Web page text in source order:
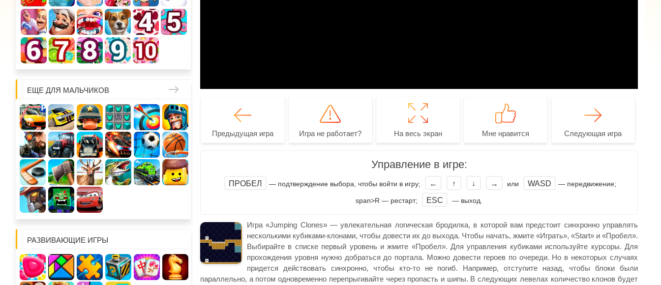
ЕЩЕ ДЛЯ МАЛЬЧИКОВ
РАЗВИВАЮЩИЕ ИГРЫ
Предыдущая игра Игра не работает? На весь экран Мне нравится Следующая игра
Управление в игре:
ПРОБЕЛ — подтверждение выбора, чтобы войти в игру; ← ↑ ↓ → или WASD — передвижение;
span>R — рестарт; ESC — выход.
Игра «Jumping Clones» — увлекательная логическая бродилка, в которой вам предстоит синхронно управлять
несколькими кубиками-клонами, чтобы довести их до выхода. Чтобы начать, жмите «Играть», «Start» и «Пробел».
Выбирайте в списке первый уровень и жмите «Пробел». Для управления кубиками используйте курсоры. Для
прохождения уровня нужно добраться до портала. Можно довести героев по очереди. Но в некоторых случаях
придется действовать синхронно, чтобы кто-то не погиб. Например, отступите назад, чтобы блоки были
параллельно, а потом одновременно перепрыгивайте через пропасть и шипы. В следующих левелах количество клонов будет